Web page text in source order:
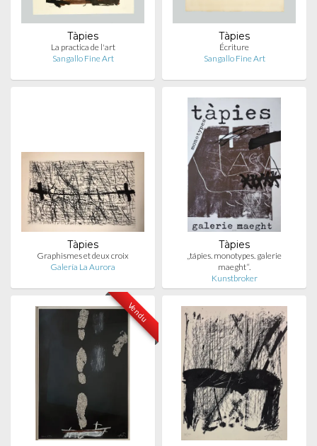
Tàpies
La practica de l'art
Sangallo Fine Art
Tàpies
Écriture
Sangallo Fine Art
Tàpies
Graphismes et deux croix
Galería La Aurora
Tàpies
„tápies. monotypes. galerie
maeght“.
Kunstbroker
Vendu